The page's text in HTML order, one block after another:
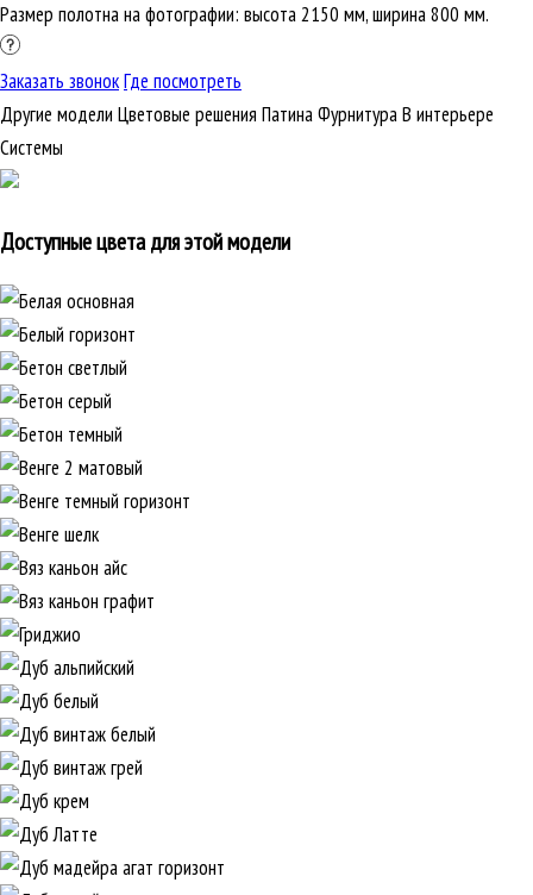
Размер полотна на фотографии: высота 2150 мм, ширина 800 мм.
Заказать звонокГде посмотреть
Другие модели Цветовые решения ПатинаФурнитураВ интерьере
Cистемы
Доступные цвета для этой модели